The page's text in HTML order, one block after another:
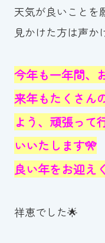
天気が良いことを
見かけた方は声か
今年も一年間、
来年もたくさん
よう、頑張って
いいたします🎌
良い年をお迎え
祥恵でした🌟